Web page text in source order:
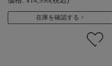
在庫を確認する